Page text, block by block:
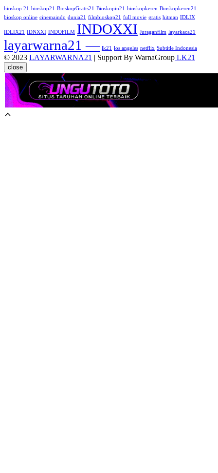
bioskop 21 bioskop21 BioskopGratis21 Bioskopin21 bioskopkeren Bioskopkeren21
bioskop online cinemaindo dunia21 filmbioskop21 full movie gratis hitman IDLIX
IDLIX21 IDNXXI INDOFILM INDOXXI Juraganfilm layarkaca21
layarwarna21 — lk21 los angeles netflix Subtitle Indonesia
© 2023 LAYARWARNA21 | Support By WarnaGroup LK21
close